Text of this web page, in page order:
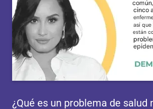
¿Qué es un problema de salud